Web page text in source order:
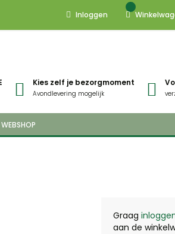
Inloggen
Kies zelf je bezorgmoment
Avondlevering mogelijk
WEBSHOP
Graag
aan de